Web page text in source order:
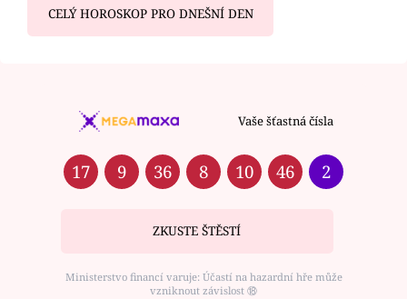
CELÝ HOROSKOP PRO DNEŠNÍ DEN
Vaše šťastná čísla
17 9 36 8 10 46 2
ZKUSTE ŠTĚSTÍ
Ministerstvo financí varuje: Účastí na hazardní hře může
vzniknout závislost ⑱